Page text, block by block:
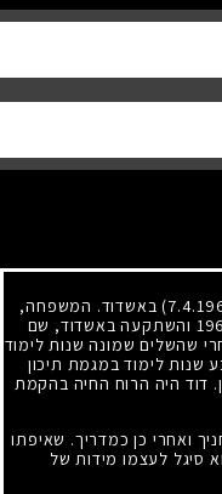
באשדוד. המשפחה,
והשתקעה באשדוד, שם
שהשלים שמונה שנות לימוד
שנות לימוד במגמת תיכון
דוד היה הרוח החיה בהקמת
ואחרי כן כמדריך. שאיפתו
סיגל לעצמו מידות של